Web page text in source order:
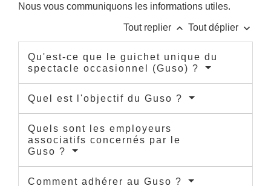
Nous vous communiquons les informations utiles.
Tout replier keyboard_arrow_up Tout déplier keyboard_arrow_down
Qu'est-ce que le guichet unique du
spectacle occasionnel (Guso) ?
Quel est l'objectif du Guso ?
Quels sont les employeurs
associatifs concernés par le
Guso ?
Comment adhérer au Guso ?